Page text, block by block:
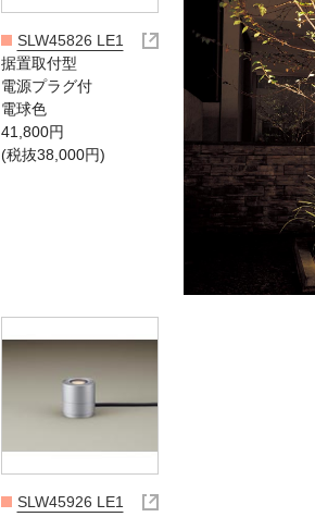
SLW45826 LE1
据置取付型
電源プラグ付
電球色
41,800円
(税抜38,000円)
SLW45926 LE1